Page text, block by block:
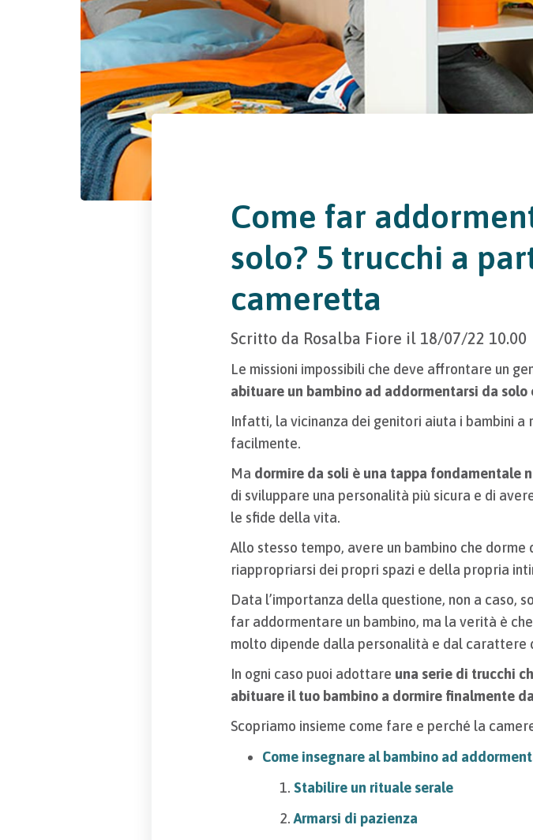
Come far
solo? 5 trucchi a
cameretta
Scritto da Rosalba Fiore il 18/07/22 10.00
Le missioni impossibili che deve affrontare un
abituare un bambino ad addormentarsi da solo
Infatti, la vicinanza dei genitori aiuta i bambini a
facilmente.
Ma dormire da soli è una tappa fondamentale
di sviluppare una personalità più sicura e di
le sfide della vita.
Allo stesso tempo, avere un bambino che
riappropriarsi dei propri spazi e della propria
Data l’importanza della questione, non a caso,
far addormentare un bambino, ma la verità è
molto dipende dalla personalità e dal carattere
In ogni caso puoi adottare una serie di trucchi
abituare il tuo bambino a dormire finalmente
Scopriamo insieme come fare e perché la
Come insegnare al bambino ad
Stabilire un rituale serale
Armarsi di pazienza